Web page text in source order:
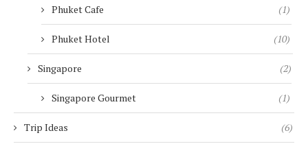
Phuket Cafe (1)
Phuket Hotel (10)
Singapore (2)
Singapore Gourmet (1)
Trip Ideas (6)